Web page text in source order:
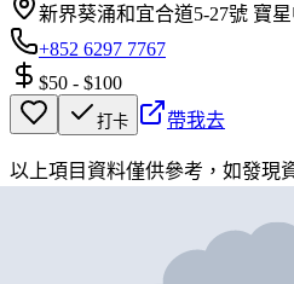
新界葵涌和宜合道5-27號 寶
+852 6297 7767
$50 - $100
打卡 帶我去
以上項目資料僅供參考，如發現